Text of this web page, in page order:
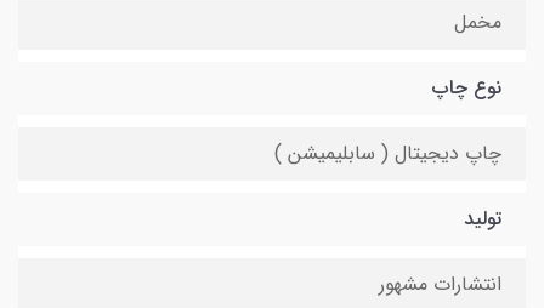
مخمل
نوع چاپ
چاپ دیجیتال ( سابلیمیشن )
تولید
انتشارات مشهور